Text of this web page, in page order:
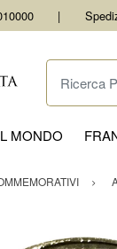
Ricerca
MONDO